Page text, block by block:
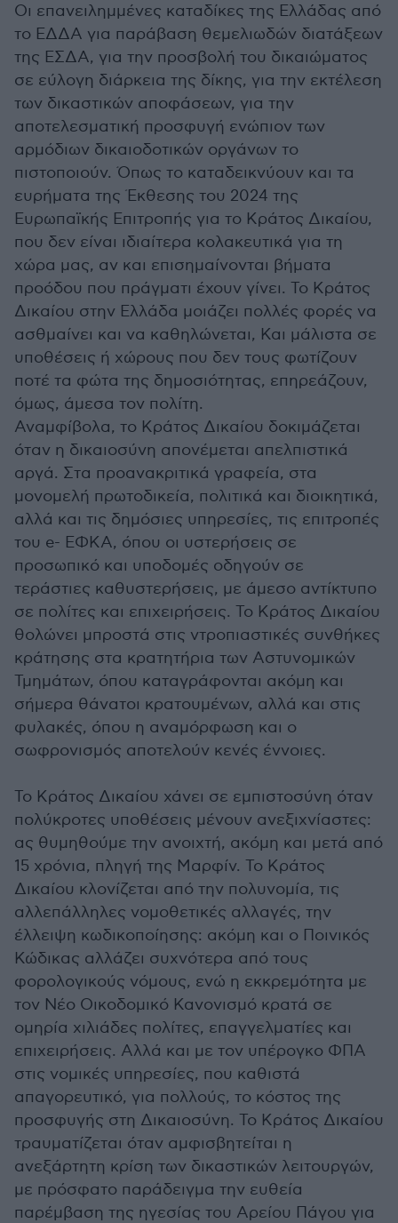
Οι επανειλημμένες καταδίκες της Ελλάδας από
το ΕΔΔΑ για παράβαση θεμελιωδών διατάξεων
της ΕΣΔΑ, για την προσβολή του δικαιώματος
σε εύλογη διάρκεια της δίκης, για την εκτέλεση
των δικαστικών αποφάσεων, για την
αποτελεσματική προσφυγή ενώπιον των
αρμόδιων δικαιοδοτικών οργάνων το
πιστοποιούν. Όπως το καταδεικνύουν και τα
ευρήματα της Έκθεσης του 2024 της
Ευρωπαϊκής Επιτροπής για το Κράτος Δικαίου,
που δεν είναι ιδιαίτερα κολακευτικά για τη
χώρα μας, αν και επισημαίνονται βήματα
προόδου που πράγματι έχουν γίνει. Το Κράτος
Δικαίου στην Ελλάδα μοιάζει πολλές φορές να
ασθμαίνει και να καθηλώνεται, Και μάλιστα σε
υποθέσεις ή χώρους που δεν τους φωτίζουν
ποτέ τα φώτα της δημοσιότητας, επηρεάζουν,
όμως, άμεσα τον πολίτη.
Αναμφίβολα, το Κράτος Δικαίου δοκιμάζεται
όταν η δικαιοσύνη απονέμεται απελπιστικά
αργά. Στα προανακριτικά γραφεία, στα
μονομελή πρωτοδικεία, πολιτικά και διοικητικά,
αλλά και τις δημόσιες υπηρεσίες, τις επιτροπές
του e- ΕΦΚΑ, όπου οι υστερήσεις σε
προσωπικό και υποδομές οδηγούν σε
τεράστιες καθυστερήσεις, με άμεσο αντίκτυπο
σε πολίτες και επιχειρήσεις. Το Κράτος Δικαίου
θολώνει μπροστά στις ντροπιαστικές συνθήκες
κράτησης στα κρατητήρια των Αστυνομικών
Τμημάτων, όπου καταγράφονται ακόμη και
σήμερα θάνατοι κρατουμένων, αλλά και στις
φυλακές, όπου η αναμόρφωση και ο
σωφρονισμός αποτελούν κενές έννοιες.
Το Κράτος Δικαίου χάνει σε εμπιστοσύνη όταν
πολύκροτες υποθέσεις μένουν ανεξιχνίαστες:
ας θυμηθούμε την ανοιχτή, ακόμη και μετά από
15 χρόνια, πληγή της Μαρφίν. Το Κράτος
Δικαίου κλονίζεται από την πολυνομία, τις
αλλεπάλληλες νομοθετικές αλλαγές, την
έλλειψη κωδικοποίησης: ακόμη και ο Ποινικός
Κώδικας αλλάζει συχνότερα από τους
φορολογικούς νόμους, ενώ η εκκρεμότητα με
τον Νέο Οικοδομικό Κανονισμό κρατά σε
ομηρία χιλιάδες πολίτες, επαγγελματίες και
επιχειρήσεις. Αλλά και με τον υπέρογκο ΦΠΑ
στις νομικές υπηρεσίες, που καθιστά
απαγορευτικό, για πολλούς, το κόστος της
προσφυγής στη Δικαιοσύνη. Το Κράτος Δικαίου
τραυματίζεται όταν αμφισβητείται η
ανεξάρτητη κρίση των δικαστικών λειτουργών,
με πρόσφατο παράδειγμα την ευθεία
παρέμβαση της ηγεσίας του Αρείου Πάγου για